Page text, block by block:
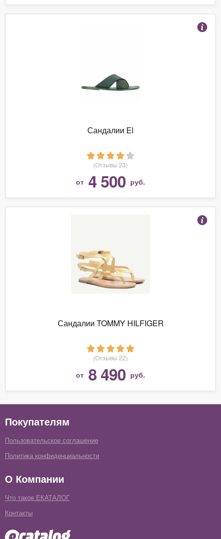
Сандалии El
(Отзывы 23)
от 4 500 руб.
Сандалии TOMMY HILFIGER
(Отзывы 22)
от 8 490 руб.
Покупателям
Пользовательское соглашение
Политика конфиденциальности
О Компании
Что такое ЕКАТАЛОГ
Контакты